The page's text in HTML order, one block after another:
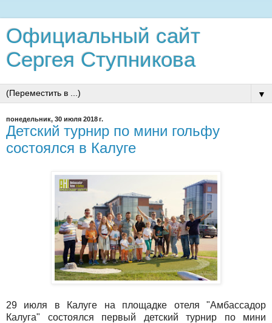
Официальный сайт
Сергея Ступникова
▼
понедельник, 30 июля 2018 г.
Детский турнир по мини гольфу
состоялся в Калуге
29 июля в Калуге на площадке отеля "Амбассадор
Калуга" состоялся первый детский турнир по мини